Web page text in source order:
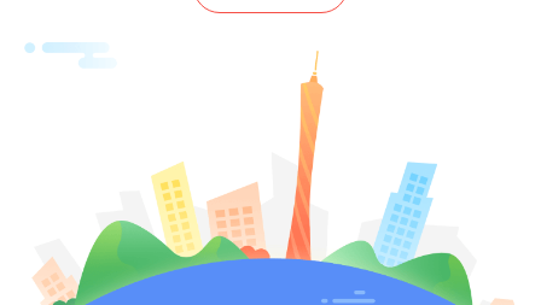
感受低碳转型的魅力，是一场兼顾趣味性、
教育性与公益性的优质亲子研学活动。
据活动负责人肖培源介绍，上海壹达资源再
生科技有限公司深耕绿色循环领域多年，依
托同济大学强大的技术孵化优势，持续深耕
废弃物再生技术研发与科普落地。园区内的
绿色低碳体验馆，是企业落地的常态化公益